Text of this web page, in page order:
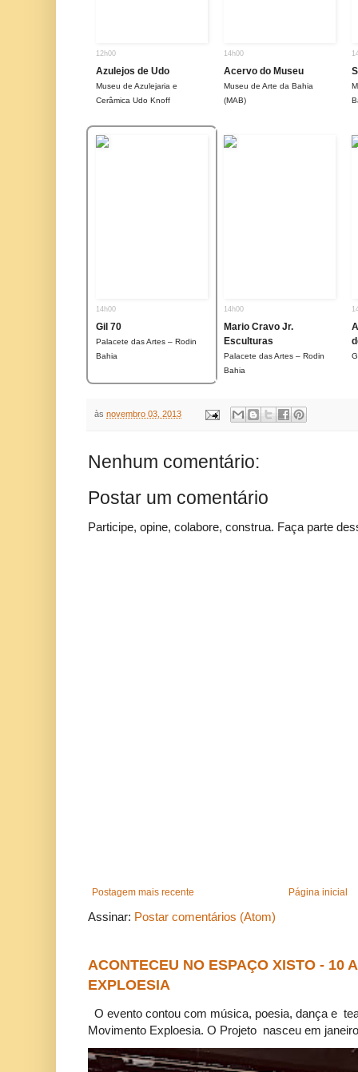
12h00
Azulejos de Udo
Museu de Azulejaria e
Cerâmica Udo Knoff
14h00
Acervo do Museu
Museu de Arte da Bahia
(MAB)
14h00
Gil 70
Palacete das Artes – Rodin
Bahia
14h00
Mario Cravo Jr.
Esculturas
Palacete das Artes – Rodin
Bahia
às novembro 03, 2013
Nenhum comentário:
Postar um comentário
Participe, opine, colabore, construa. Faça parte
Postagem mais recente Página inicial
Assinar: Postar comentários (Atom)
ACONTECEU NO ESPAÇO XISTO - 10
EXPLOESIA
O evento contou com música, poesia, dança e
Movimento Exploesia. O Projeto nasceu em